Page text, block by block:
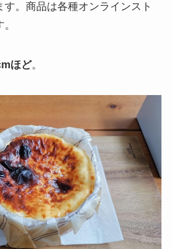
。商品は各種オンラインスト
ほど。